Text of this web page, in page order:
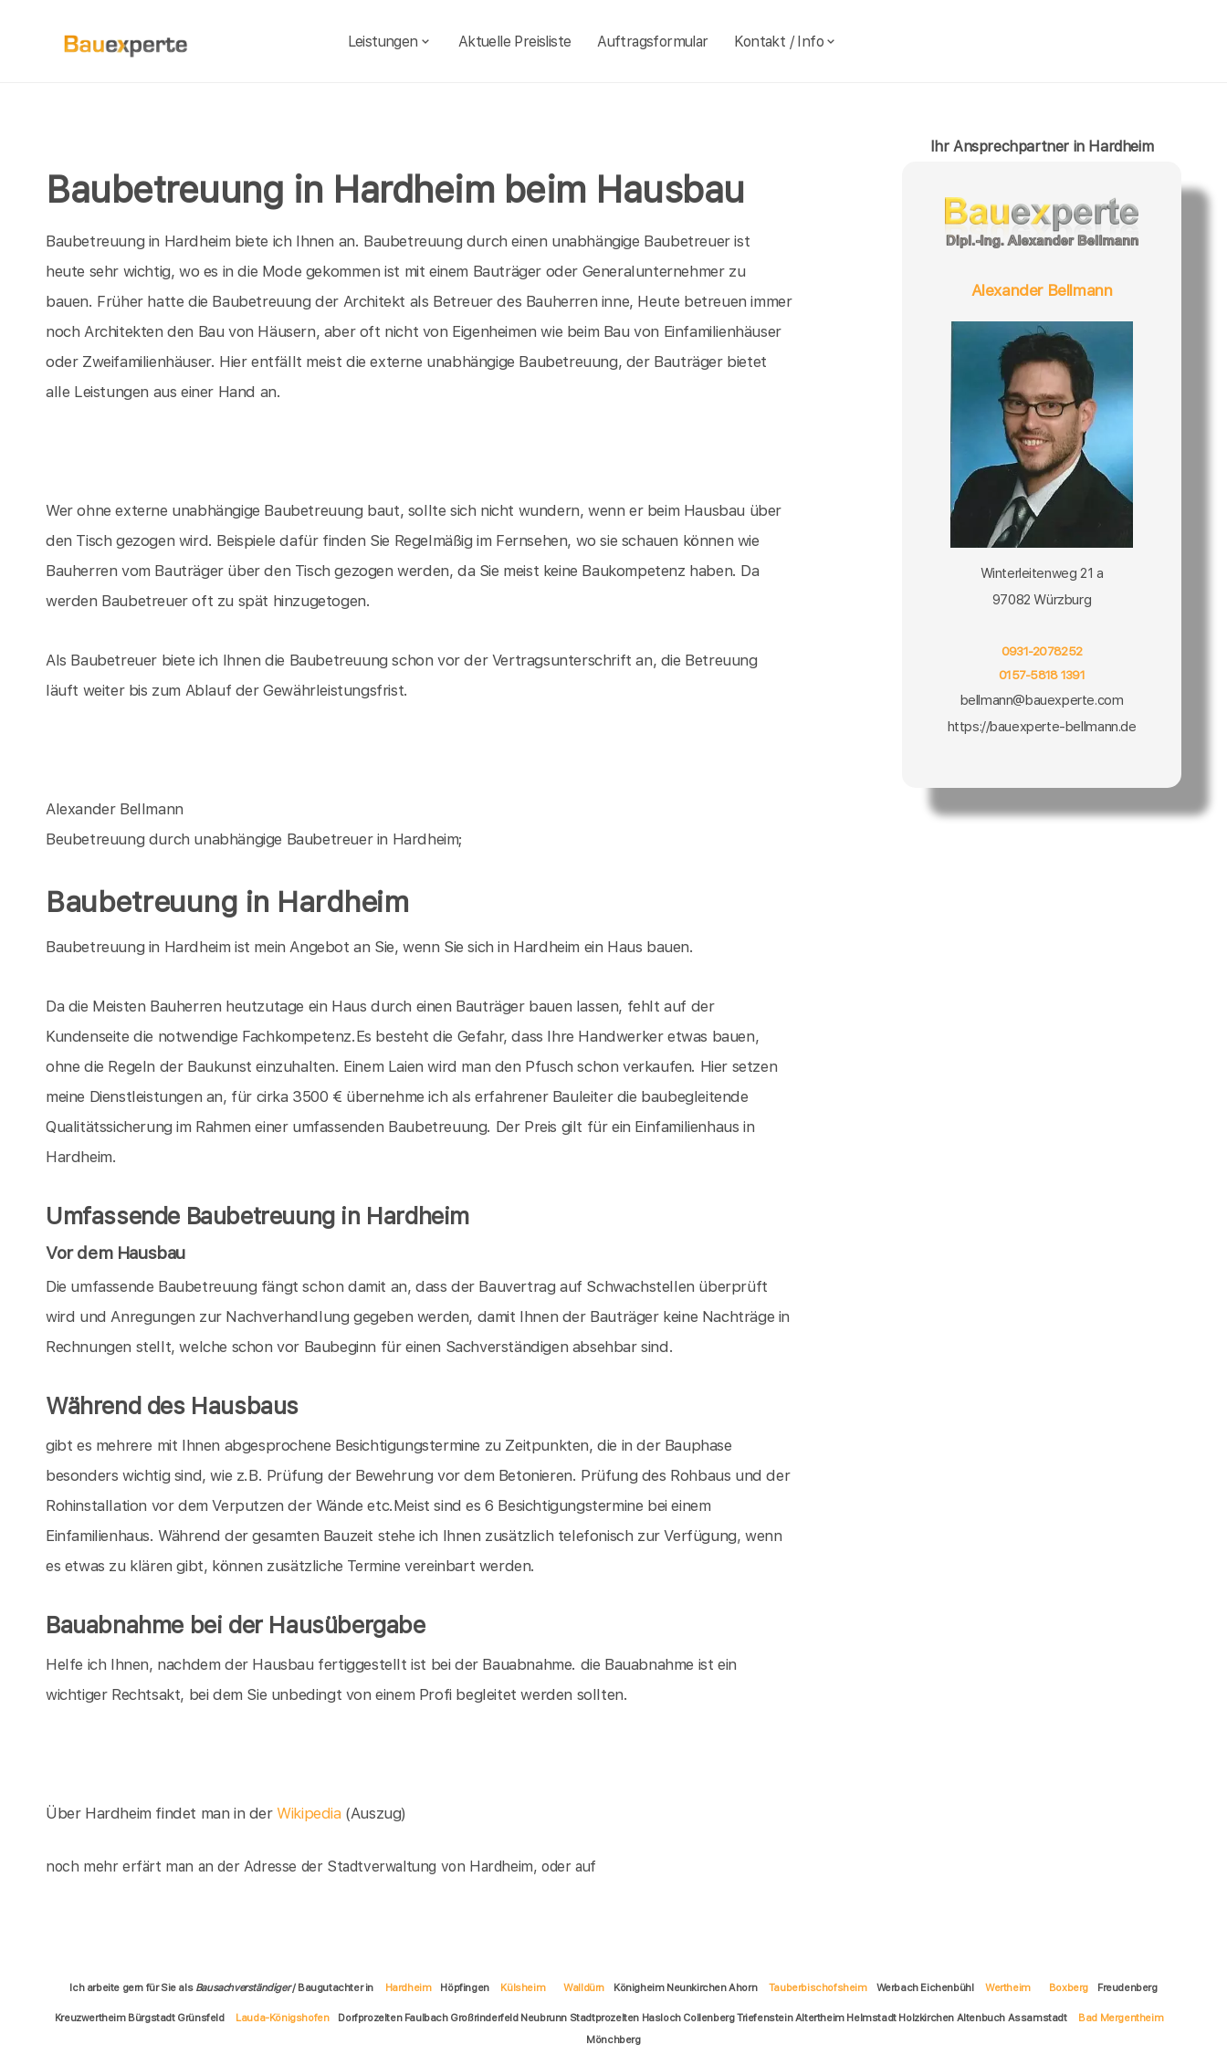
Leistungen Aktuelle Preisliste Auftragsformular Kontakt / Info
Baubetreuung in Hardheim beim Hausbau
Baubetreuung in Hardheim biete ich Ihnen an. Baubetreuung durch einen unabhängige Baubetreuer ist
heute sehr wichtig, wo es in die Mode gekommen ist mit einem Bauträger oder Generalunternehmer zu
bauen. Früher hatte die Baubetreuung der Architekt als Betreuer des Bauherren inne, Heute betreuen immer
noch Architekten den Bau von Häusern, aber oft nicht von Eigenheimen wie beim Bau von Einfamilienhäuser
oder Zweifamilienhäuser. Hier entfällt meist die externe unabhängige Baubetreuung, der Bauträger bietet
alle Leistungen aus einer Hand an.
Wer ohne externe unabhängige Baubetreuung baut, sollte sich nicht wundern, wenn er beim Hausbau über
den Tisch gezogen wird. Beispiele dafür finden Sie Regelmäßig im Fernsehen, wo sie schauen können wie
Bauherren vom Bauträger über den Tisch gezogen werden, da Sie meist keine Baukompetenz haben. Da
werden Baubetreuer oft zu spät hinzugetogen.
Als Baubetreuer biete ich Ihnen die Baubetreuung schon vor der Vertragsunterschrift an, die Betreuung
läuft weiter bis zum Ablauf der Gewährleistungsfrist.
Alexander Bellmann
Beubetreuung durch unabhängige Baubetreuer in Hardheim;
Baubetreuung in Hardheim
Baubetreuung in Hardheim ist mein Angebot an Sie, wenn Sie sich in Hardheim ein Haus bauen.
Da die Meisten Bauherren heutzutage ein Haus durch einen Bauträger bauen lassen, fehlt auf der
Kundenseite die notwendige Fachkompetenz.Es besteht die Gefahr, dass Ihre Handwerker etwas bauen,
ohne die Regeln der Baukunst einzuhalten. Einem Laien wird man den Pfusch schon verkaufen. Hier setzen
meine Dienstleistungen an, für cirka 3500 € übernehme ich als erfahrener Bauleiter die baubegleitende
Qualitätssicherung im Rahmen einer umfassenden Baubetreuung. Der Preis gilt für ein Einfamilienhaus in
Hardheim.
Umfassende Baubetreuung in Hardheim
Vor dem Hausbau
Die umfassende Baubetreuung fängt schon damit an, dass der Bauvertrag auf Schwachstellen überprüft
wird und Anregungen zur Nachverhandlung gegeben werden, damit Ihnen der Bauträger keine Nachträge in
Rechnungen stellt, welche schon vor Baubeginn für einen Sachverständigen absehbar sind.
Während des Hausbaus
gibt es mehrere mit Ihnen abgesprochene Besichtigungstermine zu Zeitpunkten, die in der Bauphase
besonders wichtig sind, wie z.B. Prüfung der Bewehrung vor dem Betonieren. Prüfung des Rohbaus und der
Rohinstallation vor dem Verputzen der Wände etc.Meist sind es 6 Besichtigungstermine bei einem
Einfamilienhaus. Während der gesamten Bauzeit stehe ich Ihnen zusätzlich telefonisch zur Verfügung, wenn
es etwas zu klären gibt, können zusätzliche Termine vereinbart werden.
Bauabnahme bei der Hausübergabe
Helfe ich Ihnen, nachdem der Hausbau fertiggestellt ist bei der Bauabnahme. die Bauabnahme ist ein
wichtiger Rechtsakt, bei dem Sie unbedingt von einem Profi begleitet werden sollten.
Über Hardheim findet man in derWikipedia (Auszug)
noch mehr erfärt man an der Adresse der Stadtverwaltung von Hardheim, oder auf
Ihr Ansprechpartner in Hardheim
Alexander Bellmann
Winterleitenweg 21 a
97082 Würzburg
0931-2078252
0157-5818 1391
bellmann@bauexperte.com
https://bauexperte-bellmann.de
Ich arbeite gern für Sie als Bausachverständiger/ Baugutachter in Hardheim Höpfingen Külsheim Walldürn Königheim Neunkirchen Ahorn Tauberbischofsheim Werbach Eichenbühl Wertheim Boxberg Freudenberg
Kreuzwertheim Bürgstadt Grünsfeld Lauda-Königshofen Dorfprozelten Faulbach Großrinderfeld Neubrunn Stadtprozelten Hasloch Collenberg Triefenstein Altertheim Helmstadt Holzkirchen Altenbuch Assamstadt
Bad Mergentheim
Mönchberg